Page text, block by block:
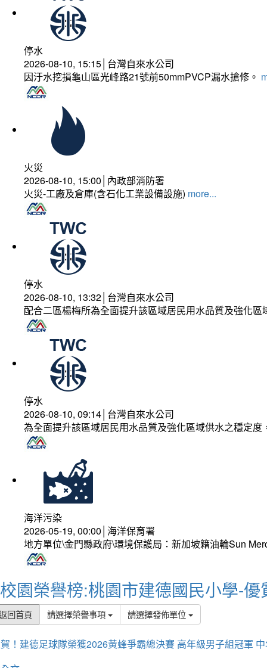
停水
2026-08-10, 15:15│台灣自來水公司
因汙水挖損龜山區光峰路21號前50mmPVCP漏水搶修。
火災
2026-08-10, 15:00│內政部消防署
火災-工廠及倉庫(含石化工業設備設施) more...
停水
2026-08-10, 13:32│台灣自來水公司
配合二區楊梅所為全面提升該區域居民用水品質及強化
停水
2026-08-10, 09:14│台灣自來水公司
為全面提升該區域居民用水品質及強化區域供水之穩定
海洋污染
2026-05-19, 00:00│海洋保育署
地方單位\金門縣政府\環境保護局：新加坡籍油輪Sun
校園榮譽榜:桃園市建德國民小學-優
回首頁 請選擇榮譽事項 請選擇發佈單位
！建德足球隊榮獲2026黃蜂爭霸總決賽 高年級男子組冠軍